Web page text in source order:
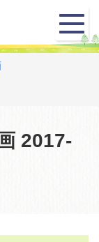
メ
ニ
ュ
2017-